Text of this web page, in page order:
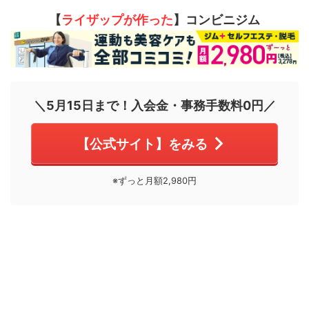
【ライザップが作った】コンビニジム
＼5月15日まで！入会金・事務手数料0円／
【公式サイト】をみる
※ずっと月額2,980円